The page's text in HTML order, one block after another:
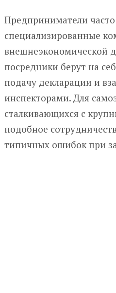
Предприниматели
специализированные
внешнеэкономической
посредники берут на
подачу декларации и
инспекторами. Для
сталкивающихся с
подобное
типичных ошибок при